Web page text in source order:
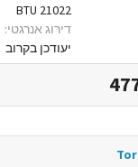
21022 BTU
דירוג אנרגטי:
יעודכן בקרוב